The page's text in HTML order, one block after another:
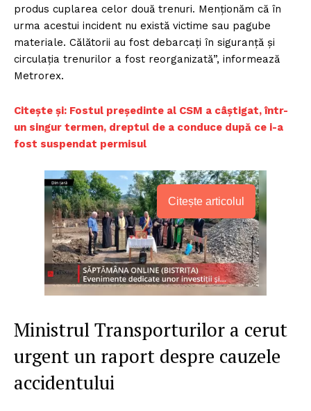
produs cuplarea celor două trenuri. Menţionăm că în
urma acestui incident nu există victime sau pagube
materiale. Călătorii au fost debarcaţi în siguranţă şi
circulaţia trenurilor a fost reorganizată”, informează
Metrorex.
Citește și: Fostul președinte al CSM a câștigat, într-
un singur termen, dreptul de a conduce după ce i-a
fost suspendat permisul
Citește articolul
Ministrul Transporturilor a cerut
urgent un raport despre cauzele
accidentului